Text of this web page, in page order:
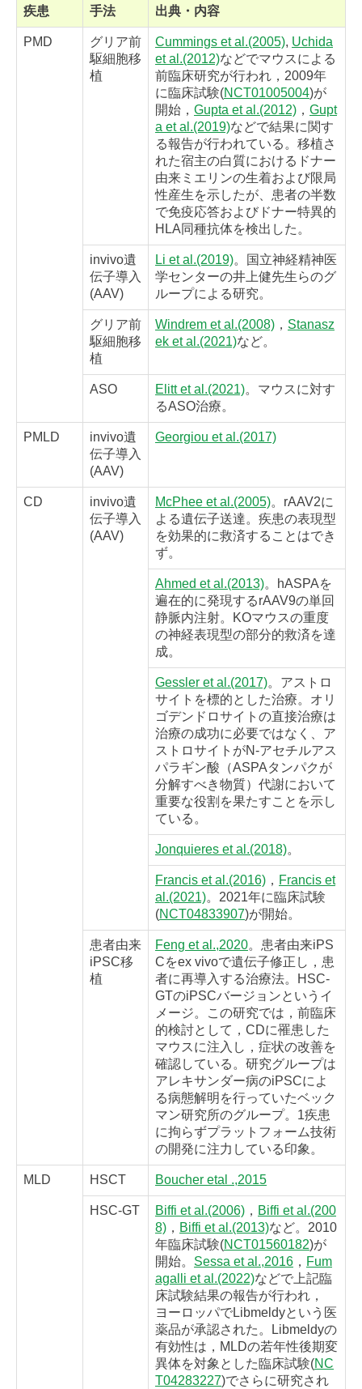
疾患 手法 出典・内容
PMD
グリア前
駆細胞移
植
Cummings et al.(2005), Uchida
et al.(2012)などでマウスによる
前臨床研究が行われ，2009年
に臨床試験(NCT01005004)が
開始， Gupta et al.(2012) ， Gupt
a et al.(2019)などで結果に関す
る報告が行われている。移植さ
れた宿主の白質におけるドナー
由来ミエリンの生着および限局
性産生を示したが、患者の半数
で免疫応答およびドナー特異的
HLA同種抗体を検出した。
invivo遺
伝子導入
(AAV)
Li et al.(2019)。国立神経精神医
学センターの井上健先生らのグ
ループによる研究。
グリア前
駆細胞移
植
Windrem et al.(2008) ， Stanasz
ek et al.(2021)など。
ASO Elitt et al.(2021)。マウスに対す
るASO治療。
PMLD
invivo遺
伝子導入
(AAV)
Georgiou et al.(2017)
CD
invivo遺
伝子導入
(AAV)
McPhee et al.(2005)。rAAV2に
よる遺伝子送達。疾患の表現型
を効果的に救済することはでき
ず。
Ahmed et al.(2013)。hASPAを
遍在的に発現するrAAV9の単回
静脈内注射。KOマウスの重度
の神経表現型の部分的救済を達
成。
Gessler et al.(2017)。アストロ
サイトを標的とした治療。オリ
ゴデンドロサイトの直接治療は
治療の成功に必要ではなく、ア
ストロサイトがN-アセチルアス
パラギン酸（ASPAタンパクが
分解すべき物質）代謝において
重要な役割を果たすことを示し
ている。
Jonquieres et al.(2018)。
Francis et al.(2016) ， Francis et
al.(2021)。2021年に臨床試験
(NCT04833907)が開始。
患者由来
iPSC移
植
Feng et al.,2020。患者由来iPS
Cをex vivoで遺伝子修正し，患
者に再導入する治療法。HSC-
GTのiPSCバージョンというイ
メージ。この研究では，前臨床
的検討として，CDに罹患した
マウスに注入し，症状の改善を
確認している。研究グループは
アレキサンダー病のiPSCによ
る病態解明を行っていたベック
マン研究所のグループ。1疾患
に拘らずプラットフォーム技術
の開発に注力している印象。
MLD HSCT Boucher etal .,2015
HSC-GT Biffi et al.(2006) ， Biffi et al.(200
8) ， Biffi et al.(2013)など。2010
年臨床試験(NCT01560182)が
開始。 Sessa et al.,2016 ， Fum
agalli et al.(2022)などで上記臨
床試験結果の報告が行われ，
ヨーロッパでLibmeldyという医
薬品が承認された。Libmeldyの
有効性は，MLDの若年性後期変
異体を対象とした臨床試験(NC
T04283227)でさらに研究され